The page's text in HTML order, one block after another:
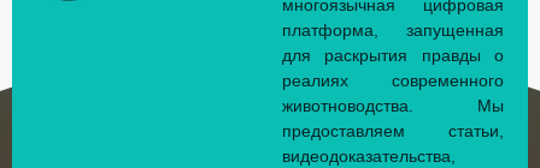
многоязычная цифровая
платформа, запущенная
для раскрытия правды о
реалиях современного
животноводства. Мы
предоставляем статьи,
видеодоказательства,